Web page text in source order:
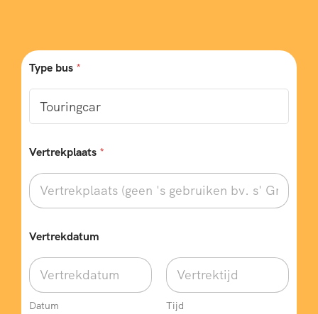
Type bus *
Vertrekplaats *
Vertrekdatum
Datum Tijd
6
8
1
4
7
9
2
6
9
3
7
0